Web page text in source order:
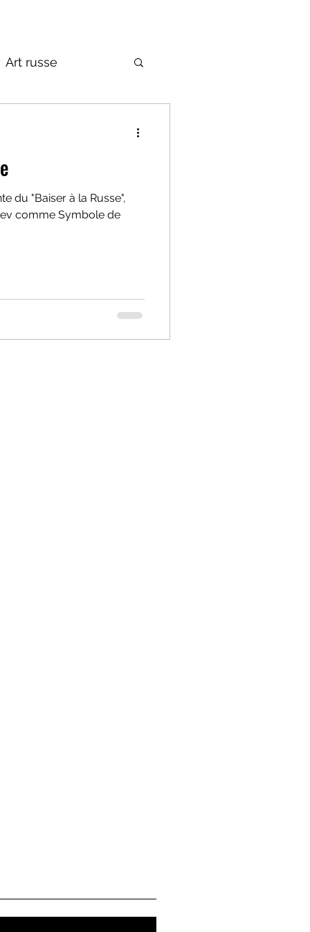
Art russe
du "Baiser à la Russe",
comme Symbole de